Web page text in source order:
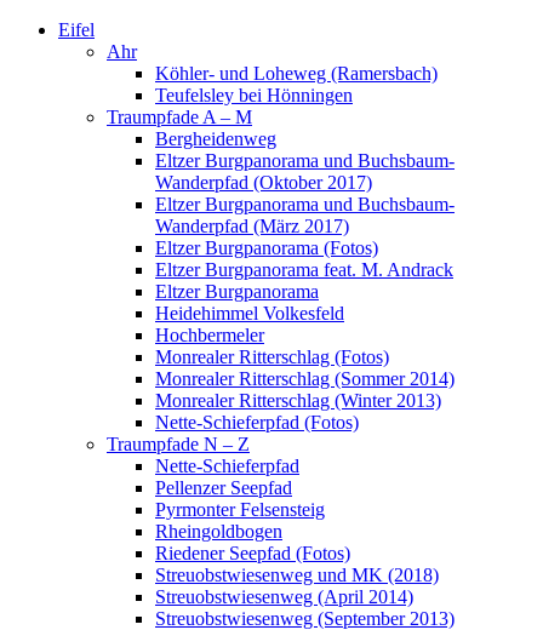
Eifel
Ahr
Köhler- und Loheweg (Ramersbach)
Teufelsley bei Hönningen
Traumpfade A – M
Bergheidenweg
Eltzer Burgpanorama und Buchsbaum-
Wanderpfad (Oktober 2017)
Eltzer Burgpanorama und Buchsbaum-
Wanderpfad (März 2017)
Eltzer Burgpanorama (Fotos)
Eltzer Burgpanorama feat. M. Andrack
Eltzer Burgpanorama
Heidehimmel Volkesfeld
Hochbermeler
Monrealer Ritterschlag (Fotos)
Monrealer Ritterschlag (Sommer 2014)
Monrealer Ritterschlag (Winter 2013)
Nette-Schieferpfad (Fotos)
Traumpfade N – Z
Nette-Schieferpfad
Pellenzer Seepfad
Pyrmonter Felsensteig
Rheingoldbogen
Riedener Seepfad (Fotos)
Streuobstwiesenweg und MK (2018)
Streuobstwiesenweg (April 2014)
Streuobstwiesenweg (September 2013)